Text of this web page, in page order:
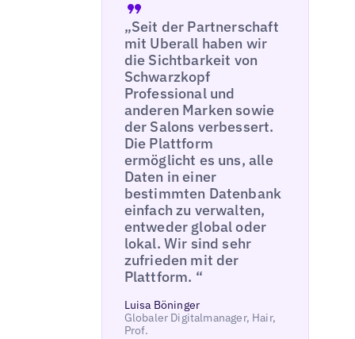
„Seit der Partnerschaft
mit Uberall haben wir
die Sichtbarkeit von
Schwarzkopf
Professional und
anderen Marken sowie
der Salons verbessert.
Die Plattform
ermöglicht es uns, alle
Daten in einer
bestimmten Datenbank
einfach zu verwalten,
entweder global oder
lokal. Wir sind sehr
zufrieden mit der
Plattform. “
Luisa Böninger
Globaler Digitalmanager, Hair,
Prof.